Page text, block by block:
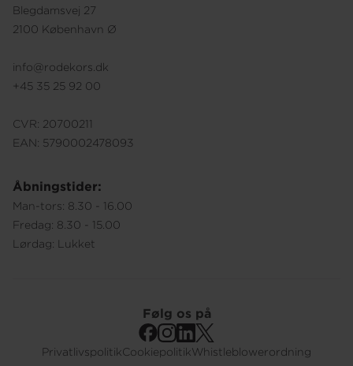
Blegdamsvej 27
2100 København Ø
info@rodekors.dk
+45 35 25 92 00
CVR: 20700211
EAN: 5790002478093
Åbningstider:
Man-tors: 8.30 - 16.00
Fredag: 8.30 - 15.00
Lørdag: Lukket
PrivatlivspolitikCookiepolitikWhistleblowerordning
Følg os på